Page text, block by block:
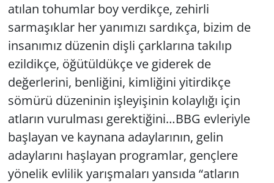
atılan tohumlar boy verdikçe, zehirli
sarmaşıklar her yanımızı sardıkça, bizim de
insanımız düzenin dişli çarklarına takılıp
ezildikçe, öğütüldükçe ve giderek de
değerlerini, benliğini, kimliğini yitirdikçe
sömürü düzeninin işleyişinin kolaylığı için
atların vurulması gerektiğini…BBG evleriyle
başlayan ve kaynana adaylarının, gelin
adaylarını haşlayan programlar, gençlere
yönelik evlilik yarışmaları yansıda “atların